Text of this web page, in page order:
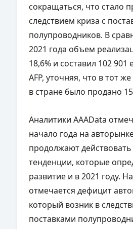
сокращаться, что стало
следствием криза с
полупроводников. В
2021 года объем
18,6% и составил 102 901
AFP, уточняя, что в тот
в стране было продано
Аналитики AAAData
начало года на
продолжают
тенденции, которые
развитие и в 2021 году.
отмечается дефицит
который возник в
поставками